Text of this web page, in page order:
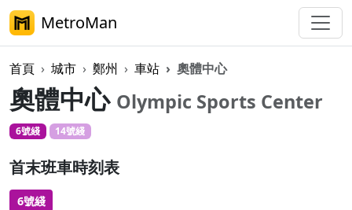
MetroMan
首頁 城市 鄭州 車站 奧體中心
奧體中心 Olympic Sports Center
6號綫 14號綫
首末班車時刻表
6號綫